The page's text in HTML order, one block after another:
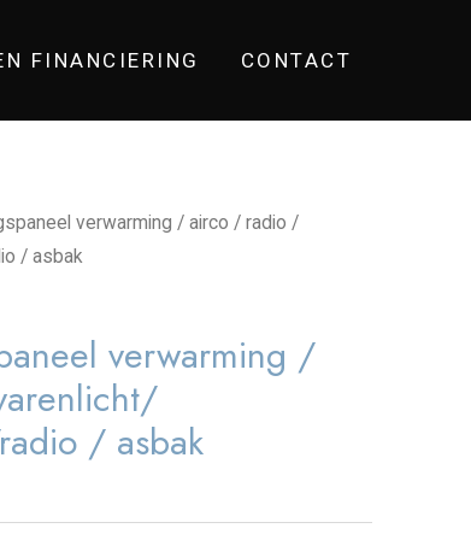
FINANCIERING CONTACT
verwarming / airco / radio /
/ asbak
verwarming /
/ asbak